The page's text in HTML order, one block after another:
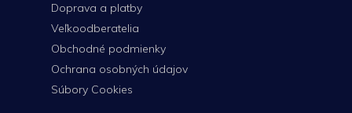
Doprava a platby
Veľkoodberatelia
Obchodné podmienky
Ochrana osobných údajov
Súbory Cookies